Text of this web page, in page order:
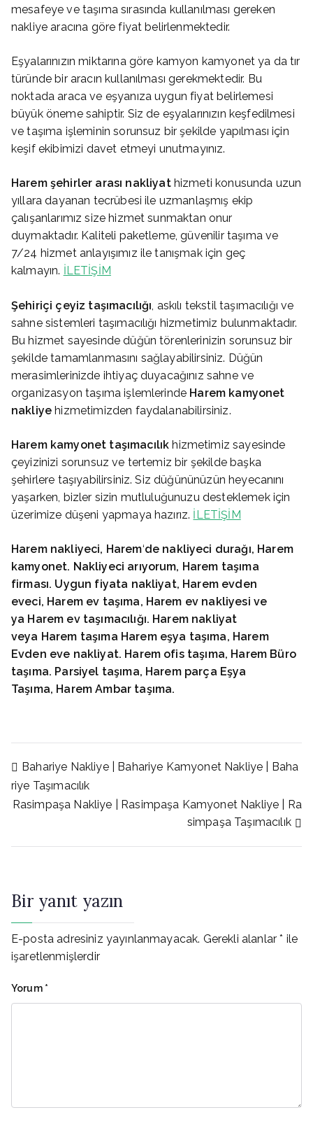
mesafeye ve taşıma sırasında kullanılması gereken
nakliye aracına göre fiyat belirlenmektedir.
Eşyalarınızın miktarına göre kamyon kamyonet ya da tır
türünde bir aracın kullanılması gerekmektedir. Bu
noktada araca ve eşyanıza uygun fiyat belirlemesi
büyük öneme sahiptir. Siz de eşyalarınızın keşfedilmesi
ve taşıma işleminin sorunsuz bir şekilde yapılması için
keşif ekibimizi davet etmeyi unutmayınız.
Harem şehirler arası nakliyat hizmeti konusunda uzun
yıllara dayanan tecrübesi ile uzmanlaşmış ekip
çalışanlarımız size hizmet sunmaktan onur
duymaktadır. Kaliteli paketleme, güvenilir taşıma ve
7/24 hizmet anlayışımız ile tanışmak için geç
kalmayın. İLETİŞİM
Şehiriçi çeyiz taşımacılığı, askılı tekstil taşımacılığı ve
sahne sistemleri taşımacılığı hizmetimiz bulunmaktadır.
Bu hizmet sayesinde düğün törenlerinizin sorunsuz bir
şekilde tamamlanmasını sağlayabilirsiniz. Düğün
merasimlerinizde ihtiyaç duyacağınız sahne ve
organizasyon taşıma işlemlerinde Harem kamyonet
nakliye hizmetimizden faydalanabilirsiniz.
Harem kamyonet taşımacılık hizmetimiz sayesinde
çeyizinizi sorunsuz ve tertemiz bir şekilde başka
şehirlere taşıyabilirsiniz. Siz düğününüzün heyecanını
yaşarken, bizler sizin mutluluğunuzu desteklemek için
üzerimize düşeni yapmaya hazırız. İLETİŞİM
Harem nakliyeci, Harem‘de nakliyeci durağı, Harem
kamyonet. Nakliyeci arıyorum, Harem taşıma
firması. Uygun fiyata nakliyat, Harem evden
eveci, Harem ev taşıma, Harem ev nakliyesi ve
ya Harem ev taşımacılığı. Harem nakliyat
veya Harem taşıma Harem eşya taşıma, Harem
Evden eve nakliyat. Harem ofis taşıma, Harem Büro
taşıma. Parsiyel taşıma, Harem parça Eşya
Taşıma, Harem Ambar taşıma.
Yazı
gezinmesi
Bahariye Nakliye | Bahariye Kamyonet Nakliye | Baha
riye Taşımacılık
Rasimpaşa Nakliye | Rasimpaşa Kamyonet Nakliye | Ra
simpaşa Taşımacılık
Bir yanıt yazın
E-posta adresiniz yayınlanmayacak. Gerekli alanlar* ile
işaretlenmişlerdir
Yorum *